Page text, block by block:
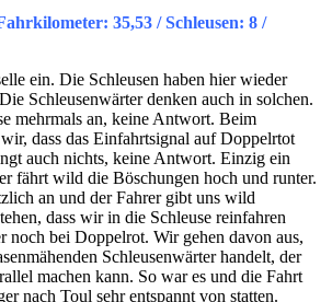
35,53 / Schleusen: 8 /
ein. Die Schleusen haben hier wieder
Schleusenwärter denken auch in solchen.
mehrmals an, keine Antwort. Beim
dass das Einfahrtsignal auf Doppelrtot
auch nichts, keine Antwort. Einzig ein
fährt wild die Böschungen hoch und runter.
an und der Fahrer gibt uns wild
dass wir in die Schleuse reinfahren
noch bei Doppelrot. Wir gehen davon aus,
Schleusenwärter handelt, der
machen kann. So war es und die Fahrt
nach Toul sehr entspannt von statten.